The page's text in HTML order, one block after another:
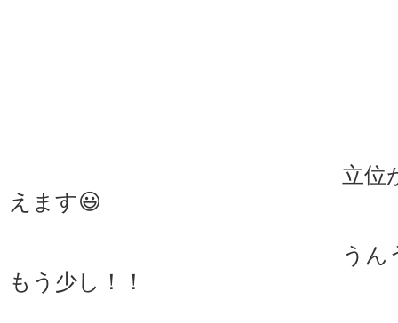
立位が保持しや
えます😃
うんうん良い感
もう少し！！